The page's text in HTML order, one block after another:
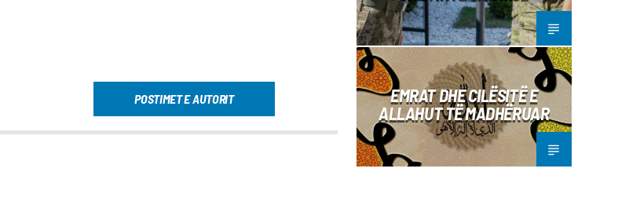
POSTIMET E AUTORIT
EMRAT DHE CILËSITË E
ALLAHUT TË MADHËRUAR